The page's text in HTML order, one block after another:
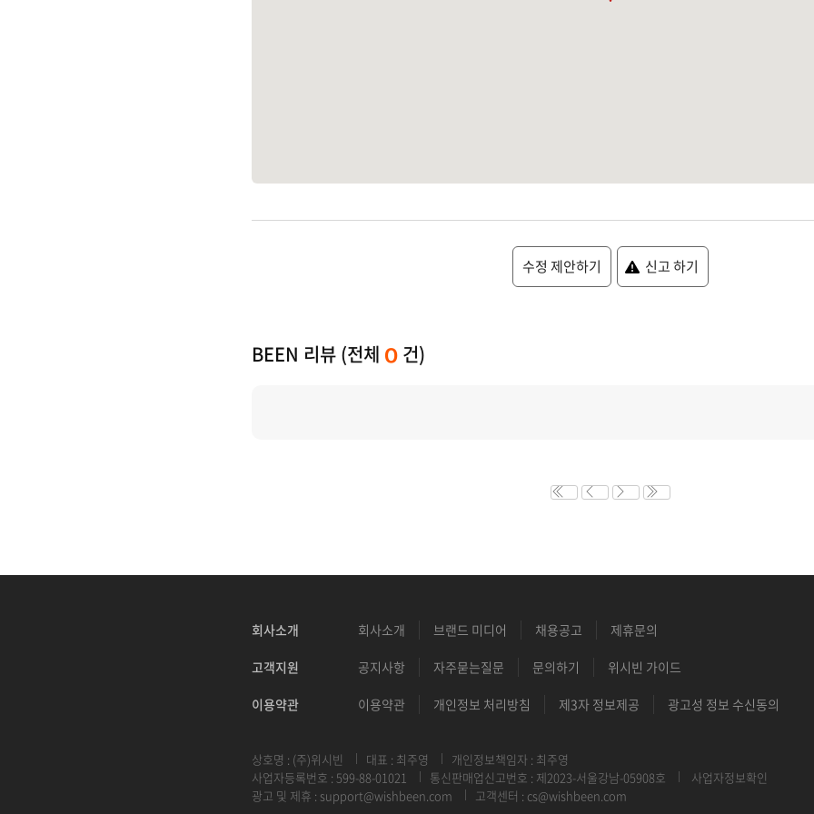
수정 제안하기 신고 하기
BEEN 리뷰 (전체 0 건)
회사소개 회사소개 브랜드 미디어 채용공고 제휴문의
고객지원 공지사항 자주묻는질문 문의하기 위시빈 가이드
이용약관 이용약관 개인정보 처리방침 제3자 정보제공 광고성 정보 수신동의
상호명 : (주)위시빈 대표 : 최주영
개인정보책임자 : 최주영
사업자등록번호 : 599-88-01021
통신판매업신고번호 : 제2023-서울강남-05908호
사업자정보확인
광고 및 제휴 : support@wishbeen.com 고객센터 : cs@wishbeen.com